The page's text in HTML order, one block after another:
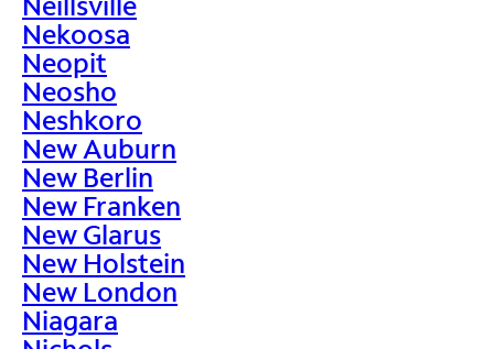
Nekoosa
Neopit
Neosho
Neshkoro
New Auburn
New Berlin
New Franken
New Glarus
New Holstein
New London
Niagara